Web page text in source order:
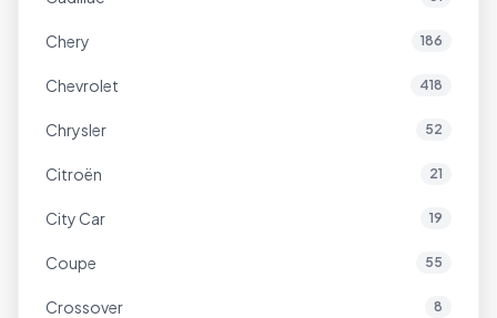
Chery 186
Chevrolet 418
Chrysler 52
Citroën 21
City Car 19
Coupe 55
Crossover 8